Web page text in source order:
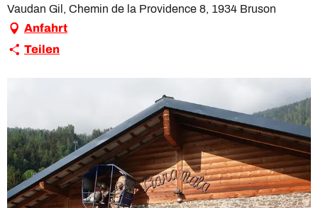
Vaudan Gil, Chemin de la Providence 8, 1934 Bruson
Anfahrt
Teilen